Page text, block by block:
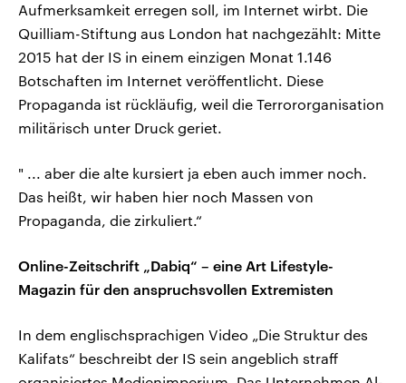
Aufmerksamkeit erregen soll, im Internet wirbt. Die
Quilliam-Stiftung aus London hat nachgezählt: Mitte
2015 hat der IS in einem einzigen Monat 1.146
Botschaften im Internet veröffentlicht. Diese
Propaganda ist rückläufig, weil die Terrororganisation
militärisch unter Druck geriet.
" ... aber die alte kursiert ja eben auch immer noch.
Das heißt, wir haben hier noch Massen von
Propaganda, die zirkuliert.“
Online-Zeitschrift „Dabiq“ – eine Art Lifestyle-
Magazin für den anspruchsvollen Extremisten
In dem englischsprachigen Video „Die Struktur des
Kalifats“ beschreibt der IS sein angeblich straff